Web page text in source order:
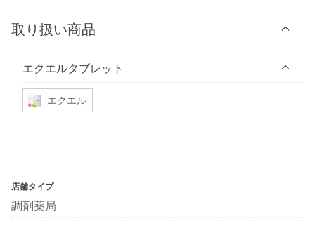
取り扱い商品
エクエルタブレット
エクエル
店舗タイプ
調剤薬局